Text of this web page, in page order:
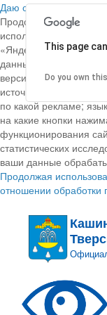
Даю согласие на
Продолжая
использование
«Яндекс.Метрика»;
данных (сведения о
версия Браузера; тип
источник откуда
по какой рекламе;
на какие кнопки
функционирования
статистических
ваши данные
Продолжая
отношении обработки
This page
Do you own